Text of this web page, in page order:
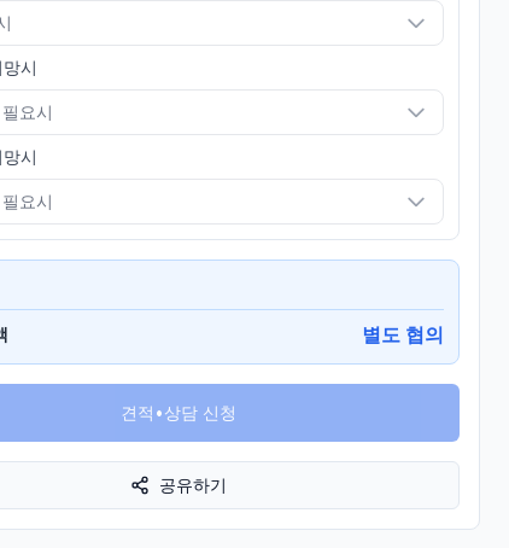
시
요시
시
요시
별도 협의
견적•상담 신청
공유하기